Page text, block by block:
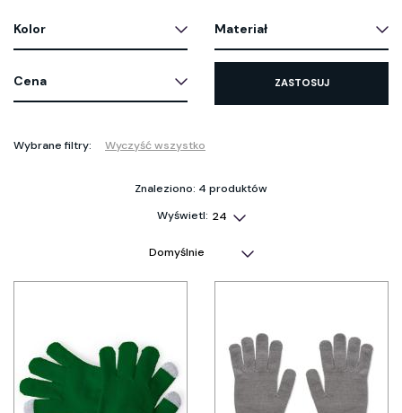
Kolor Materiał
Cena ZASTOSUJ
Wybrane filtry: Wyczyść wszystko
Znaleziono: 4 produktów
Wyświetl: